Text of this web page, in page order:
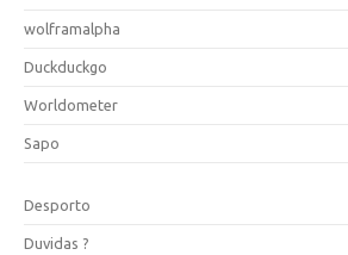
wolframalpha
Duckduckgo
Worldometer
Sapo
Desporto
Duvidas ?